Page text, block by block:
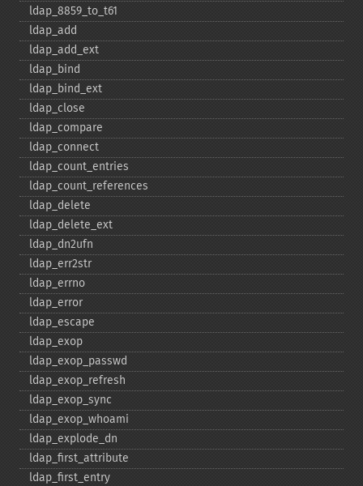
ldap_​8859_​to_​t61
ldap_​add
ldap_​add_​ext
ldap_​bind
ldap_​bind_​ext
ldap_​close
ldap_​compare
ldap_​connect
ldap_​count_​entries
ldap_​count_​references
ldap_​delete
ldap_​delete_​ext
ldap_​dn2ufn
ldap_​err2str
ldap_​errno
ldap_​error
ldap_​escape
ldap_​exop
ldap_​exop_​passwd
ldap_​exop_​refresh
ldap_​exop_​sync
ldap_​exop_​whoami
ldap_​explode_​dn
ldap_​first_​attribute
ldap_​first_​entry